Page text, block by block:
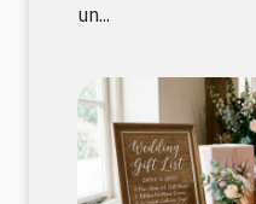
un...